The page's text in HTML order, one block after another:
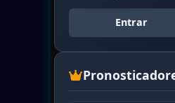
Entrar